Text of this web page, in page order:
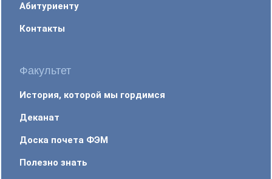
Абитуриенту
Контакты
Факультет
История, которой мы гордимся
Деканат
Доска почета ФЭМ
Полезно знать